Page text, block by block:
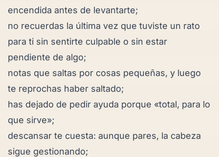
encendida antes de levantarte;
no recuerdas la última vez que tuviste un rato
para ti sin sentirte culpable o sin estar
pendiente de algo;
notas que saltas por cosas pequeñas, y luego
te reprochas haber saltado;
has dejado de pedir ayuda porque «total, para lo
que sirve»;
descansar te cuesta: aunque pares, la cabeza
sigue gestionando;